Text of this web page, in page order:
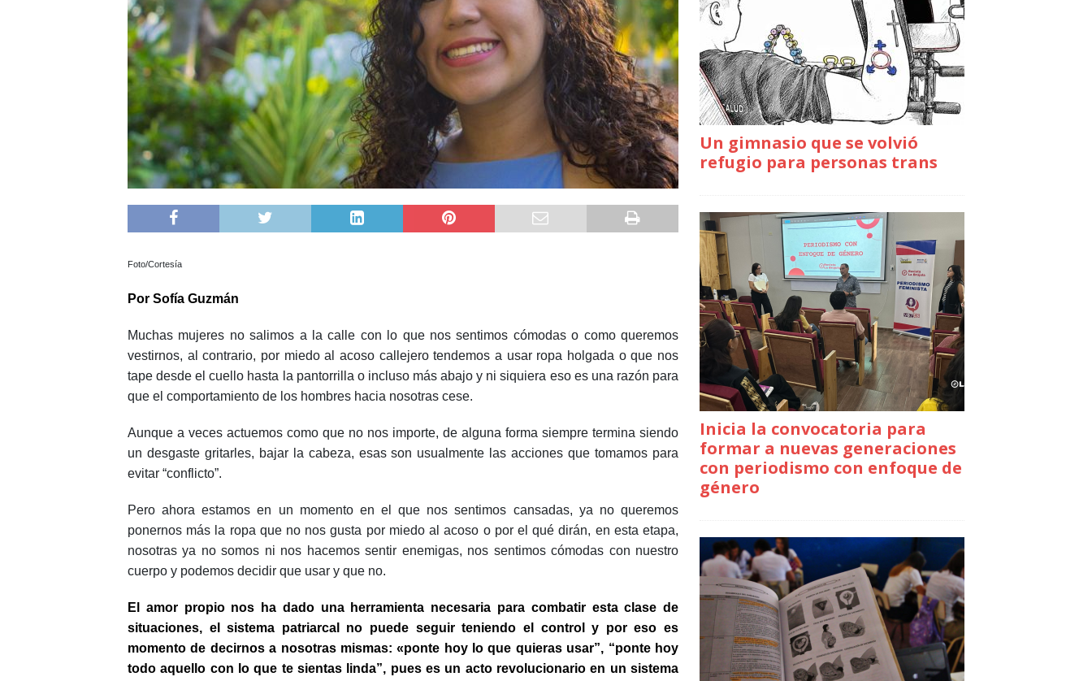
Foto/Cortesía
Por Sofía Guzmán
Muchas mujeres no salimos a la calle con lo que nos sentimos cómodas o como queremos
vestirnos, al contrario, por miedo al acoso callejero tendemos a usar ropa holgada o que nos
tape desde el cuello hasta la pantorrilla o incluso más abajo y ni siquiera eso es una razón para
que el comportamiento de los hombres hacia nosotras cese.
Aunque a veces actuemos como que no nos importe, de alguna forma siempre termina siendo
un desgaste gritarles, bajar la cabeza, esas son usualmente las acciones que tomamos para
evitar “conflicto”.
Pero ahora estamos en un momento en el que nos sentimos cansadas, ya no queremos
ponernos más la ropa que no nos gusta por miedo al acoso o por el qué dirán, en esta etapa,
nosotras ya no somos ni nos hacemos sentir enemigas, nos sentimos cómodas con nuestro
cuerpo y podemos decidir que usar y que no.
El amor propio nos ha dado una herramienta necesaria para combatir esta clase de
situaciones, el sistema patriarcal no puede seguir teniendo el control y por eso es
momento de decirnos a nosotras mismas: «ponte hoy lo que quieras usar”, “ponte hoy
todo aquello con lo que te sientas linda”, pues es un acto revolucionario en un sistema
Un gimnasio que se volvió
refugio para personas trans
Inicia la convocatoria para
formar a nuevas generaciones
con periodismo con enfoque de
género